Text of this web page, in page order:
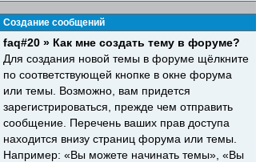
Создание сообщений
faq#20 » Как мне создать тему в форуме?
Для создания новой темы в форуме щёлкните
по соответствующей кнопке в окне форума
или темы. Возможно, вам придется
зарегистрироваться, прежде чем отправить
сообщение. Перечень ваших прав доступа
находится внизу страниц форума или темы.
Например: «Вы можете начинать темы», «Вы